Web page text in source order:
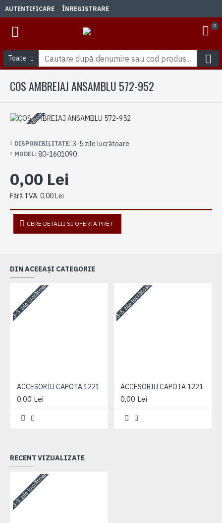
AUTENTIFICARE ÎNREGISTRARE
0
Toate
COS AMBREIAJ ANSAMBLU 572-952
3-5 zile lucrătoare
DISPONIBILITATE: 3-5 zile lucrătoare
MODEL: 80-1601090
0,00 Lei
Fără TVA: 0,00 Lei
CERE DETALII SI OFERTA PRET
DIN ACEEAȘI CATEGORIE
3-5 zile lucrătoare
ACCESORIU CAPOTA 1221
0,00 Lei
3-5 zile lucrătoare
ACCESORIU CAPOTA 1221
0,00 Lei
RECENT VIZUALIZATE
3-5 zile lucrătoare